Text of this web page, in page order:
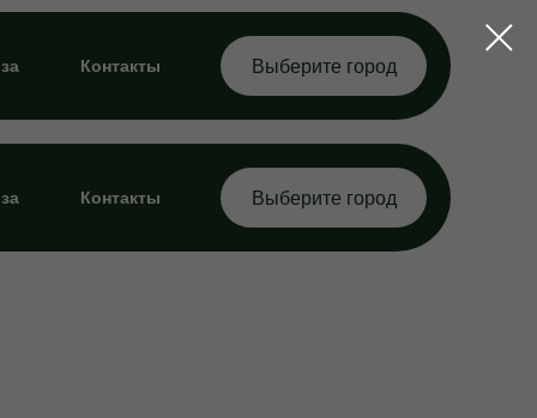
Контакты Выберите город
Выберите город
Контакты